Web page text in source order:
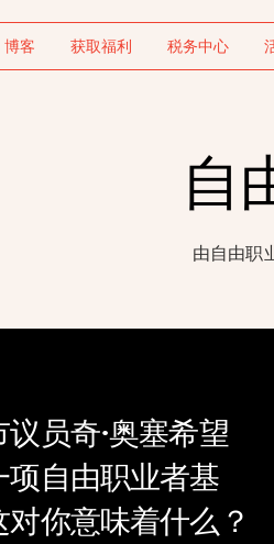
博客 获取福利 税务中心
自
由自由职
员奇·奥塞希望
项自由职业者基
你意味着什么？